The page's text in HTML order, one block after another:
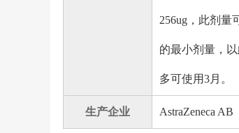
256ug，此剂量
的最小剂量，
多可使用3月。
生产企业 AstraZeneca